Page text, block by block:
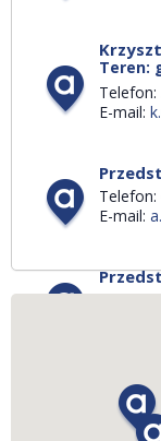
Teren:
Telefon:
E-mail:
Telefon:
E-mail:
Telefon:
E-mail: